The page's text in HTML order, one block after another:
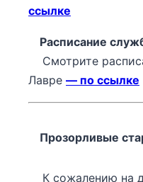
ссылке
Расписание
Смотрите
Лавре — по ссылке
Прозорливые
К сожалению на